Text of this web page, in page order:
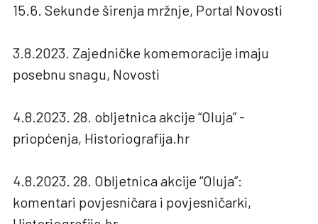
15.6. Sekunde širenja mržnje, Portal Novosti
3.8.2023. Zajedničke komemoracije imaju
posebnu snagu, Novosti
4.8.2023. 28. obljetnica akcije “Oluja” -
priopćenja, Historiografija.hr
4.8.2023. 28. Obljetnica akcije “Oluja”:
komentari povjesničara i povjesničarki,